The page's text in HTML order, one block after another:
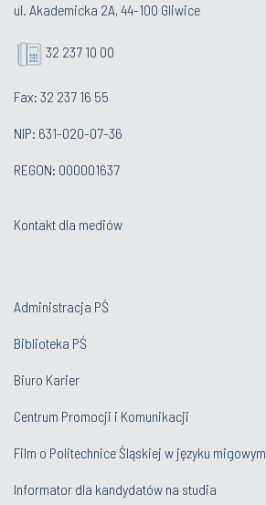
ul. Akademicka 2A, 44-100 Gliwice
32 237 10 00
Fax: 32 237 16 55
NIP: 631-020-07-36
REGON: 000001637
Kontakt dla mediów
Administracja PŚ
Biblioteka PŚ
Biuro Karier
Centrum Promocji i Komunikacji
Film o Politechnice Śląskiej w języku migowym
Informator dla kandydatów na studia